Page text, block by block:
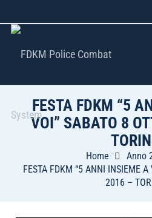
FESTA FDKM “5
VOI” SABATO 8
Home
Anno
FESTA FDKM “5 ANNI INSIEME A
2016 –